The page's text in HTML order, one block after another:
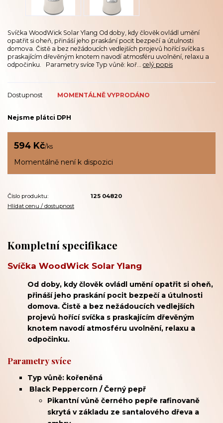
Svíčka WoodWick Solar Ylang Od doby, kdy člověk ovládl umění
opatřit si oheň, přináší jeho praskání pocit bezpečí a útulnosti
domova. Čistě a bez nežádoucích vedlejších projevů hořící svíčka s
praskajícím dřevěným knotem navodí atmosféru uvolnění, relaxu a
odpočinku. Parametry svíce Typ vůně: koř... celý popis
Dostupnost MOMENTÁLNĚ VYPRODÁNO
Nejsme plátci DPH
594 Kč/ks
Momentálně není k dispozici
Číslo produktu:
125 04820
Hlídat cenu / dostupnost
Kompletní specifikace
Svíčka WoodWick Solar Ylang
Od doby, kdy člověk ovládl umění opatřit si oheň,
přináší jeho praskání pocit bezpečí a útulnosti
domova. Čistě a bez nežádoucích vedlejších
projevů hořící svíčka s praskajícím dřevěným
knotem navodí atmosféru uvolnění, relaxu a
odpočinku.
Parametry svíce
Typ vůně: kořeněná
Black Peppercorn / Černý pepř
Pikantní vůně černého pepře rafinovaně
skrytá v základu ze santalového dřeva a